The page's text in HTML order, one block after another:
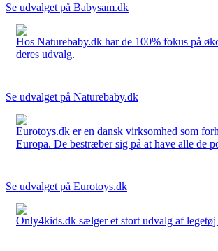
Se udvalget på Babysam.dk
Hos Naturebaby.dk har de 100% fokus på
deres udvalg.
Se udvalget på Naturebaby.dk
Eurotoys.dk er en dansk virksomhed som
Europa. De bestræber sig på at have alle de
Se udvalget på Eurotoys.dk
Only4kids.dk sælger et stort udvalg af